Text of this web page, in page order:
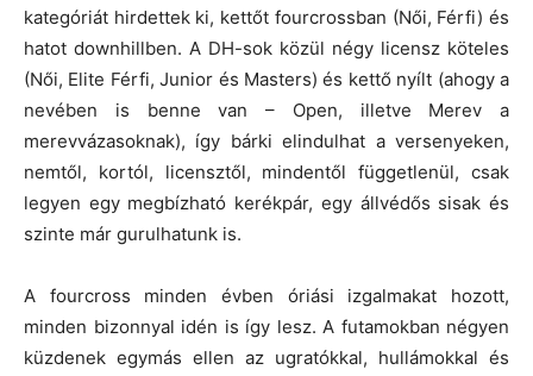
kategóriát hirdettek ki, kettőt fourcrossban (Női, Férfi) és
hatot downhillben. A DH-sok közül négy licensz köteles
(Női, Elite Férfi, Junior és Masters) és kettő nyílt (ahogy a
nevében is benne van – Open, illetve Merev a
merevvázasoknak), így bárki elindulhat a versenyeken,
nemtől, kortól, licensztől, mindentől függetlenül, csak
legyen egy megbízható kerékpár, egy állvédős sisak és
szinte már gurulhatunk is.
A fourcross minden évben óriási izgalmakat hozott,
minden bizonnyal idén is így lesz. A futamokban négyen
küzdenek egymás ellen az ugratókkal, hullámokkal és